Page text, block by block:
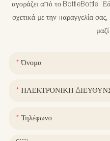
αγοράζει από το BottleBottle.
σχετικά με την παραγγελία
Όνομα
ΗΛΕΚΤΡΟΝΙΚΗ
Τηλέφωνο